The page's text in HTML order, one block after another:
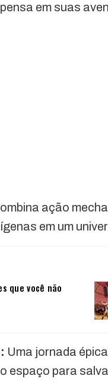
em suas
ação
em um
que você não
Uma jornada
espaço para